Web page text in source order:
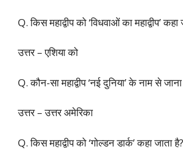
Q. किस महाद्वीप को ‘विधवाओं का महाद्वीप’ कहा
उत्तर – एशिया को
Q. कौन-सा महाद्वीप ‘नई दुनिया’ के नाम से
उत्तर – उत्तर अमेरिका
Q. किस महाद्वीप को ‘गोल्डन डार्क’ कहा जाता है?